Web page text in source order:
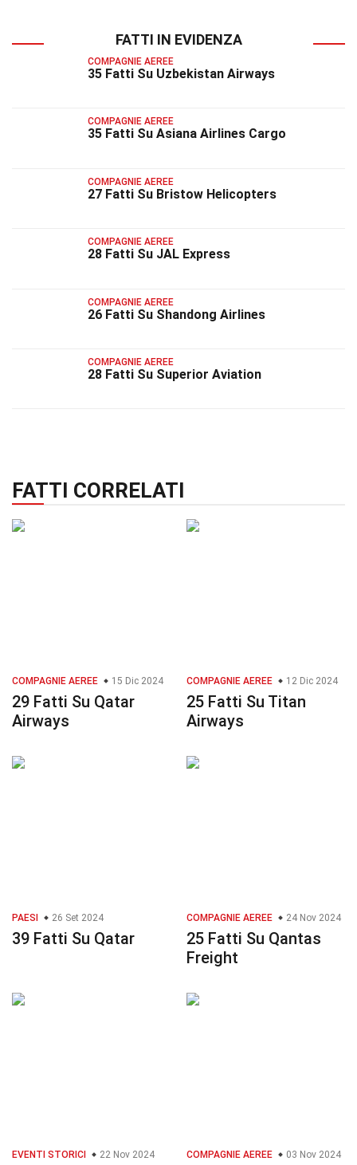
FATTI IN EVIDENZA
COMPAGNIE AEREE
35 Fatti Su Uzbekistan Airways
COMPAGNIE AEREE
35 Fatti Su Asiana Airlines Cargo
COMPAGNIE AEREE
27 Fatti Su Bristow Helicopters
COMPAGNIE AEREE
28 Fatti Su JAL Express
COMPAGNIE AEREE
26 Fatti Su Shandong Airlines
COMPAGNIE AEREE
28 Fatti Su Superior Aviation
FATTI CORRELATI
COMPAGNIE AEREE 15 Dic 2024
29 Fatti Su Qatar
Airways
COMPAGNIE AEREE 12 Dic 2024
25 Fatti Su Titan
Airways
PAESI 26 Set 2024
39 Fatti Su Qatar
COMPAGNIE AEREE 24 Nov 2024
25 Fatti Su Qantas
Freight
EVENTI STORICI 22 Nov 2024 COMPAGNIE AEREE 03 Nov 2024